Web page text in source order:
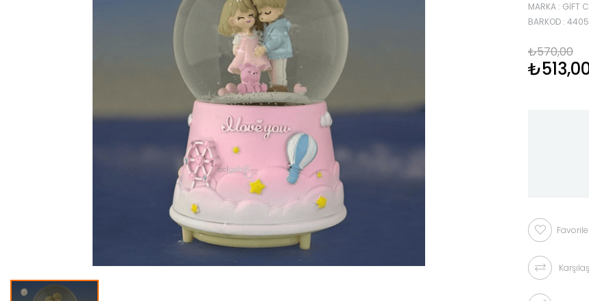
MARKA : GIFT
BARKOD :
₺570,00